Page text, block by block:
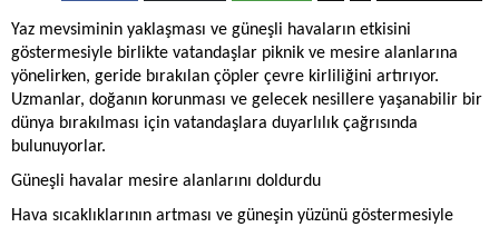
Yaz mevsiminin yaklaşması ve güneşli havaların etkisini
göstermesiyle birlikte vatandaşlar piknik ve mesire alanlarına
yönelirken, geride bırakılan çöpler çevre kirliliğini artırıyor.
Uzmanlar, doğanın korunması ve gelecek nesillere yaşanabilir bir
dünya bırakılması için vatandaşlara duyarlılık çağrısında
bulunuyorlar.
Güneşli havalar mesire alanlarını doldurdu
Hava sıcaklıklarının artması ve güneşin yüzünü göstermesiyle